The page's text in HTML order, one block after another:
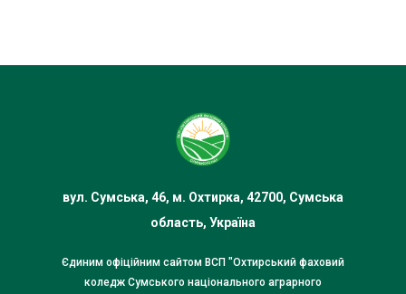
вул. Сумська, 46, м. Охтирка, 42700, Сумська
область, Україна
Єдиним офіційним сайтом ВСП "Охтирський фаховий
коледж Сумського національного аграрного